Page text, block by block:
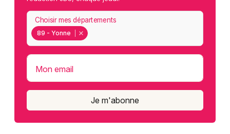
89 - Yonne
Choisir mes départements
Mon email
Je m'abonne